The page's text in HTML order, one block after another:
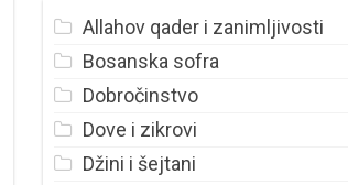
Allahov qader i zanimljivosti
Bosanska sofra
Dobročinstvo
Dove i zikrovi
Džini i šejtani